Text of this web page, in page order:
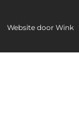
Website door Wink